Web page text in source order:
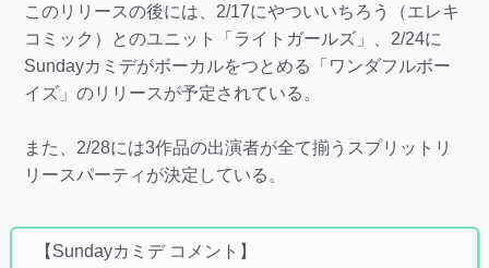
このリリースの後には、2/17にやついいちろう（エレキ
コミック）とのユニット「ライトガールズ」、2/24に
Sundayカミデがボーカルをつとめる「ワンダフルボー
イズ」のリリースが予定されている。
また、2/28には3作品の出演者が全て揃うスプリットリ
リースパーティが決定している。
【Sundayカミデ コメント】